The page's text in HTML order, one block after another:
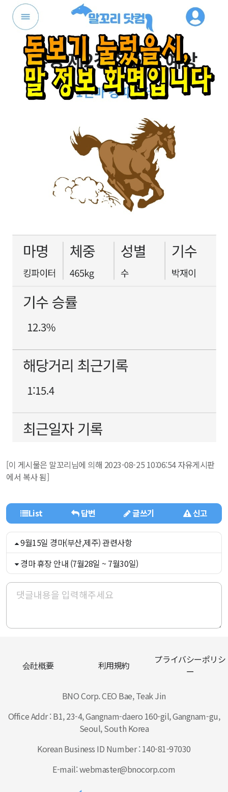
[이 게시물은 말꼬리님에 의해 2023-08-25 10:06:54 자유게시판
에서 복사 됨]
List 답변 글쓰기 신고
9월15일 경마(부산,제주) 관련사항
경마 휴장 안내 (7월28일 ~ 7월30일)
会社概要 利用規約
プライバシーポリシ
ー
BNO Corp. CEO Bae, Teak Jin
Office Addr : B1, 23-4, Gangnam-daero 160-gil, Gangnam-gu,
Seoul, South Korea
Korean Business ID Number : 140-81-97030
E-mail: webmaster@bnocorp.com